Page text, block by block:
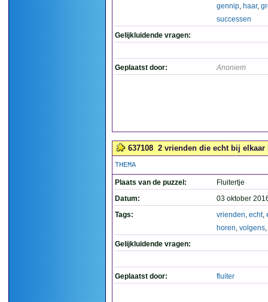
gennip, haar,
successen
Gelijkluidende vragen:
Geplaatst door: Anoniem
637108 2 vrienden die echt bij elkaar
THEMA
Plaats van de puzzel:
Fluitertje
Datum:
03 oktober
Tags:
vrienden, echt,
horen, volgens,
Gelijkluidende vragen:
Geplaatst door: fluiter